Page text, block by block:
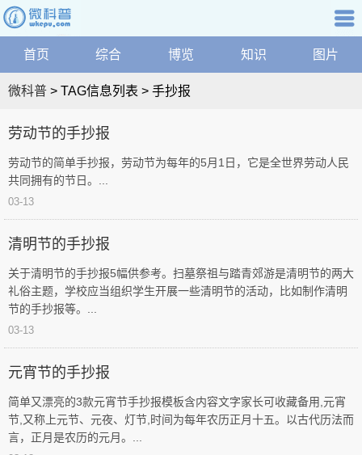
微
科
页
网
站
地
图
科
普
搜
索
精
品
科
普
移
动
关
词：
资
讯
博
学
健
康
科
技
文
家
庭
术
人
物
生
普知识 航
首页 综合 博览 知识 图片
微科普 > TAG信息列表 > 手抄报
手
抄
报
第
1
页
劳动节的手抄报
劳动节的简单手抄报，劳动节为每年的5月1日，它是全世界劳动人民
共同拥有的节日。...
03-13
清明节的手抄报
关于清明节的手抄报5幅供参考。扫墓祭祖与踏青郊游是清明节的两大
礼俗主题，学校应当组织学生开展一些清明节的活动，比如制作清明
节的手抄报等。...
03-13
元宵节的手抄报
简单又漂亮的3款元宵节手抄报模板含内容文字家长可收藏备用,元宵
节,又称上元节、元夜、灯节,时间为每年农历正月十五。以古代历法而
言，正月是农历的元月。...